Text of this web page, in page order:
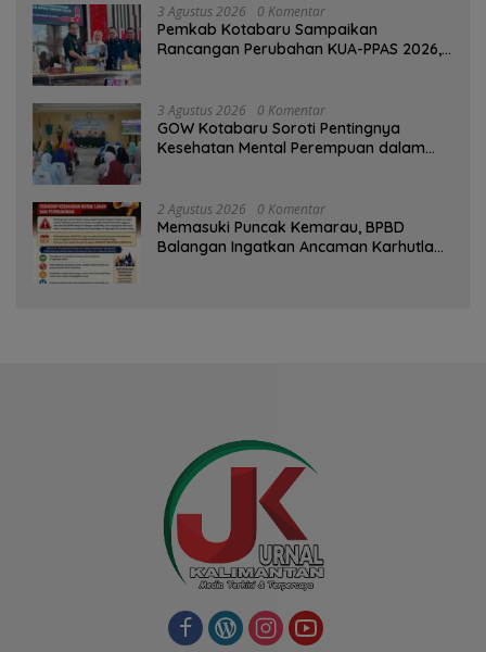
3 Agustus 2026 0 Komentar
Pemkab Kotabaru Sampaikan
Rancangan Perubahan KUA-PPAS 2026,
3 Agustus 2026 0 Komentar
GOW Kotabaru Soroti Pentingnya
Kesehatan Mental Perempuan dalam
2 Agustus 2026 0 Komentar
Memasuki Puncak Kemarau, BPBD
Balangan Ingatkan Ancaman Karhutla